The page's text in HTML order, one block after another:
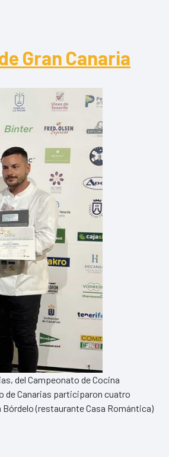
en Triana incrementó de 5 a 25 el
Gran Canaria
del Campeonato de Cocina
de Canarias participaron cuatro
(restaurante Casa Romántica)